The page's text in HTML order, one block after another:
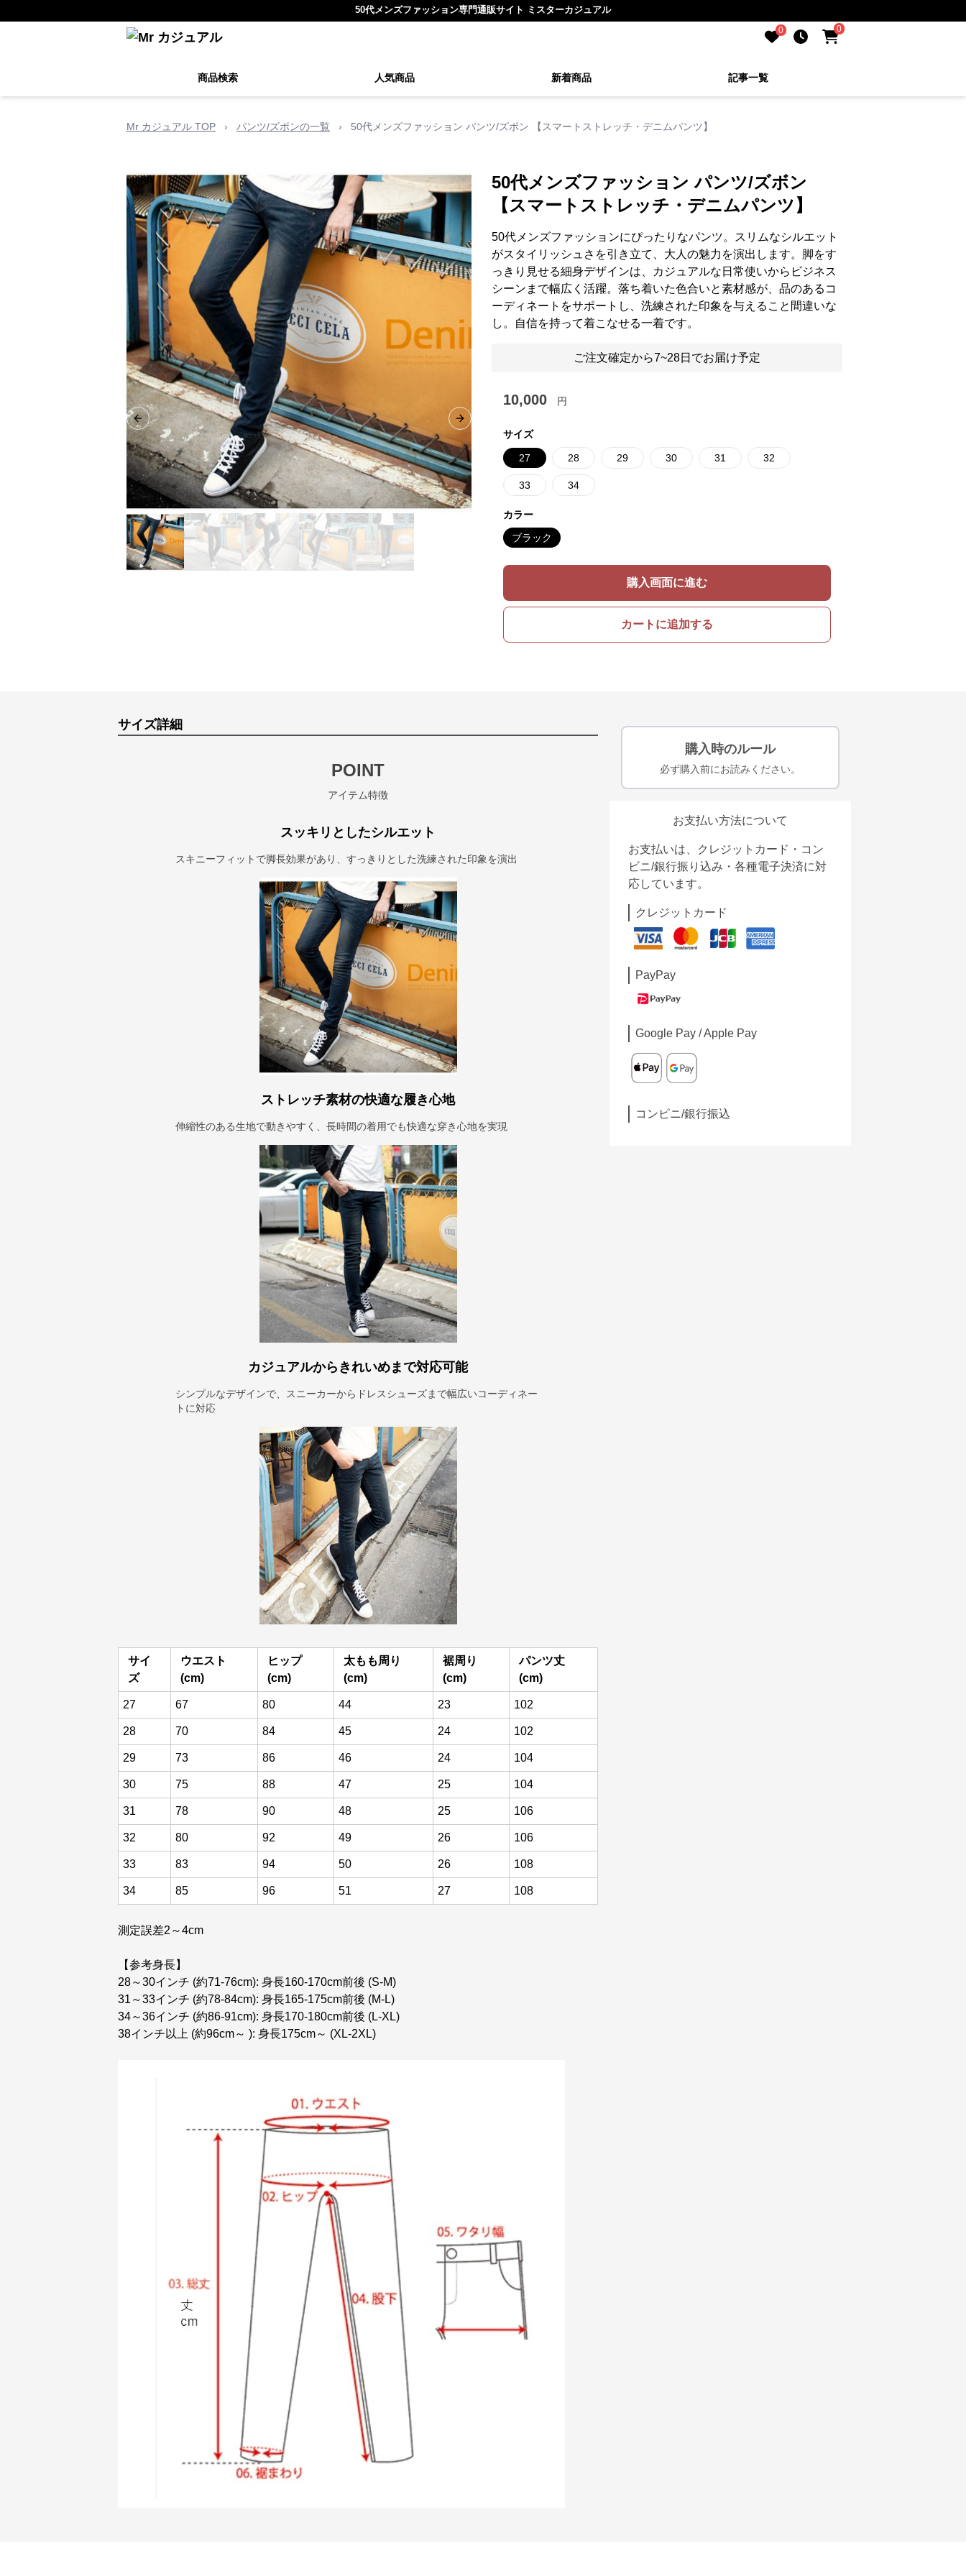
50代メンズファッション専門通販サイト ミスターカジュアル
0 0
商品検索 人気商品 新着商品 記事一覧
Mr カジュアル TOP › パンツ/ズボンの一覧 › 50代メンズファッション パンツ/ズボン 【スマートストレッチ・デニムパンツ】
Previous slide Next slide
50代メンズファッション パンツ/ズボン
【スマートストレッチ・デニムパンツ】
50代メンズファッションにぴったりなパンツ。スリムなシルエット
がスタイリッシュさを引き立て、大人の魅力を演出します。脚をす
っきり見せる細身デザインは、カジュアルな日常使いからビジネス
シーンまで幅広く活躍。落ち着いた色合いと素材感が、品のあるコ
ーディネートをサポートし、洗練された印象を与えること間違いな
し。自信を持って着こなせる一着です。
ご注文確定から7~28日でお届け予定
10,000 円
サイズ
27 28 29 30 31 32
33 34
カラー
ブラック
購入画面に進む
カートに追加する
サイズ詳細
POINT
アイテム特徴
スッキリとしたシルエット
スキニーフィットで脚長効果があり、すっきりとした洗練された印象を演出
ストレッチ素材の快適な履き心地
伸縮性のある生地で動きやすく、長時間の着用でも快適な穿き心地を実現
カジュアルからきれいめまで対応可能
シンプルなデザインで、スニーカーからドレスシューズまで幅広いコーディネー
トに対応
サイ
ズ
ウエスト
(cm)
ヒップ
(cm)
太もも周り
(cm)
裾周り
(cm)
パンツ丈
(cm)
27 67 80 44 23 102
28 70 84 45 24 102
29 73 86 46 24 104
30 75 88 47 25 104
31 78 90 48 25 106
32 80 92 49 26 106
33 83 94 50 26 108
34 85 96 51 27 108
測定誤差2～4cm
【参考身長】
28～30インチ (約71-76cm): 身長160-170cm前後 (S-M)
31～33インチ (約78-84cm): 身長165-175cm前後 (M-L)
34～36インチ (約86-91cm): 身長170-180cm前後 (L-XL)
38インチ以上 (約96cm～ ): 身長175cm～ (XL-2XL)
購入時のルール
必ず購入前にお読みください。
お支払い方法について
お支払いは、クレジットカード・コン
ビニ/銀行振り込み・各種電子決済に対
応しています。
クレジットカード
PayPay
Google Pay / Apple Pay
コンビニ/銀行振込